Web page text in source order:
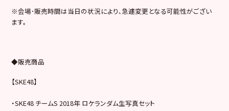
※会場･販売時間は当日の状況により､急遽変更となる可能性がござい
ます。
◆販売商品
【SKE48】
・SKE48 チームS 2018年 ロケランダム生写真セット